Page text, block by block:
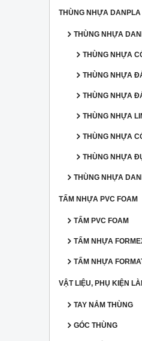
THÙNG NHỰA DANPLA
THÙNG NHỰA
THÙNG NHỰA
THÙNG NHỰA
THÙNG NHỰA
THÙNG NHỰA
THÙNG NHỰA
THÙNG NHỰA
THÙNG NHỰA
TẤM NHỰA PVC FOAM
TẤM PVC FOAM
TẤM NHỰA
TẤM NHỰA
VẬT LIỆU, PHỤ KIỆN
TAY NẮM THÙNG
GÓC THÙNG